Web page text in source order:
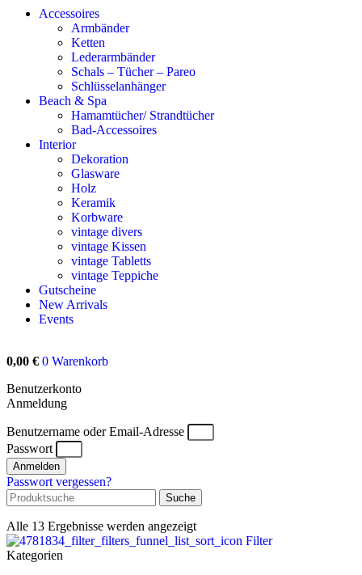
Accessoires
Armbänder
Ketten
Lederarmbänder
Schals – Tücher – Pareo
Schlüsselanhänger
Beach & Spa
Hamamtücher/ Strandtücher
Bad-Accessoires
Interior
Dekoration
Glasware
Holz
Keramik
Korbware
vintage divers
vintage Kissen
vintage Tabletts
vintage Teppiche
Gutscheine
New Arrivals
Events
0,00 € 0 Warenkorb
Benutzerkonto
Anmeldung
Benutzername oder Email-Adresse
Passwort
Anmelden
Passwort vergessen?
Suche
Alle 13 Ergebnisse werden angezeigt
Filter
Kategorien